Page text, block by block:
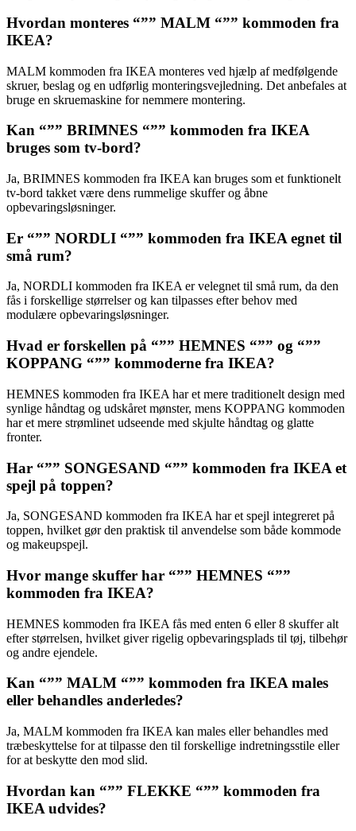
Hvordan monteres “”” MALM “”” kommoden fra
IKEA?
MALM kommoden fra IKEA monteres ved hjælp af medfølgende
skruer, beslag og en udførlig monteringsvejledning. Det anbefales at
bruge en skruemaskine for nemmere montering.
Kan “”” BRIMNES “”” kommoden fra IKEA
bruges som tv-bord?
Ja, BRIMNES kommoden fra IKEA kan bruges som et funktionelt
tv-bord takket være dens rummelige skuffer og åbne
opbevaringsløsninger.
Er “”” NORDLI “”” kommoden fra IKEA egnet til
små rum?
Ja, NORDLI kommoden fra IKEA er velegnet til små rum, da den
fås i forskellige størrelser og kan tilpasses efter behov med
modulære opbevaringsløsninger.
Hvad er forskellen på “”” HEMNES “”” og “””
KOPPANG “”” kommoderne fra IKEA?
HEMNES kommoden fra IKEA har et mere traditionelt design med
synlige håndtag og udskåret mønster, mens KOPPANG kommoden
har et mere strømlinet udseende med skjulte håndtag og glatte
fronter.
Har “”” SONGESAND “”” kommoden fra IKEA et
spejl på toppen?
Ja, SONGESAND kommoden fra IKEA har et spejl integreret på
toppen, hvilket gør den praktisk til anvendelse som både kommode
og makeupspejl.
Hvor mange skuffer har “”” HEMNES “””
kommoden fra IKEA?
HEMNES kommoden fra IKEA fås med enten 6 eller 8 skuffer alt
efter størrelsen, hvilket giver rigelig opbevaringsplads til tøj, tilbehør
og andre ejendele.
Kan “”” MALM “”” kommoden fra IKEA males
eller behandles anderledes?
Ja, MALM kommoden fra IKEA kan males eller behandles med
træbeskyttelse for at tilpasse den til forskellige indretningsstile eller
for at beskytte den mod slid.
Hvordan kan “”” FLEKKE “”” kommoden fra
IKEA udvides?